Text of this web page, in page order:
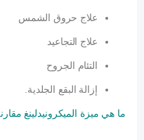
علاج حروق الشمس
علاج التجاعيد
التئام الجروح
إزالة البقع الجلدية.
ما هي ميزة الميكرونيدلينغ